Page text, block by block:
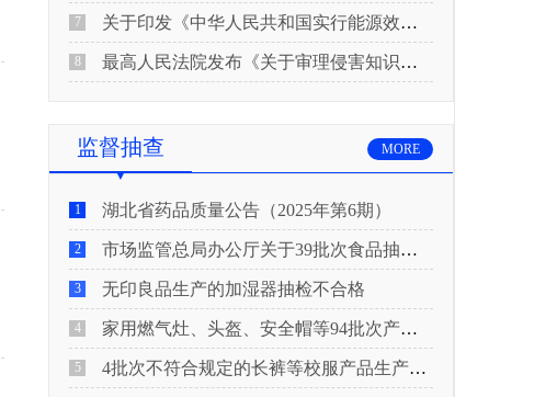
7 关于印发《中华人民共和国实行能源效率标识的产品目录(2026年版)》及相关实施规则的通知(发改环资规〔2026〕550号)
8 最高人民法院发布《关于审理侵害知识产权民事纠纷案件适用惩罚性赔偿的解释》
监督抽查 MORE
1 湖北省药品质量公告（2025年第6期）
2 市场监管总局办公厅关于39批次食品抽检不合格情况的通报
3 无印良品生产的加湿器抽检不合格
4 家用燃气灶、头盔、安全帽等94批次产品抽查不合格！
5 4批次不符合规定的长裤等校服产品生产销售企业被济南市市场监管局通报！